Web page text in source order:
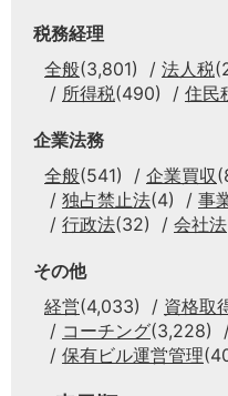
税務経理
全般(3,801) 法人税
所得税(490) 住民
企業法務
全般(541) 企業買収
独占禁止法(4) 事
行政法(32) 会社法
その他
経営(4,033) 資格取
コーチング(3,228)
保有ビル運営管理